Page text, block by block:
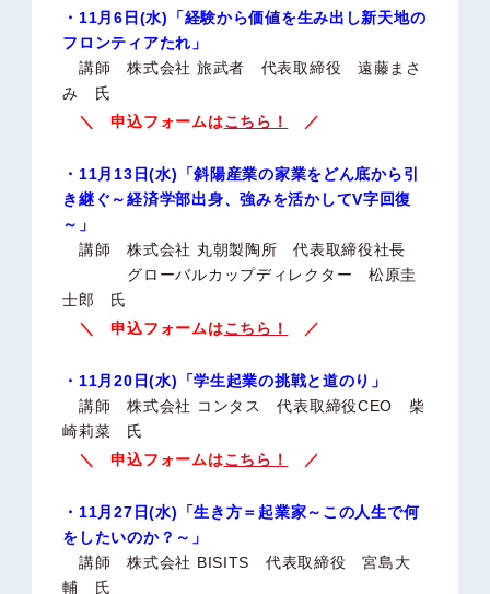
・11月6日(水)「経験から価値を生み出し新天地の
フロンティアたれ」
講師 株式会社 旅武者 代表取締役 遠藤まさ
み 氏
＼ 申込フォームはこちら！ ／
・11月13日(水)「斜陽産業の家業をどん底から引
き継ぐ～経済学部出身、強みを活かしてV字回復
～」
講師 株式会社 丸朝製陶所 代表取締役社長
グローバルカップディレクター 松原圭
士郎 氏
＼ 申込フォームはこちら！ ／
・11月20日(水)「学生起業の挑戦と道のり」
講師 株式会社 コンタス 代表取締役CEO 柴
崎莉菜 氏
＼ 申込フォームはこちら！ ／
・11月27日(水)「生き方＝起業家～この人生で何
をしたいのか？～」
講師 株式会社 BISITS 代表取締役 宮島大
輔 氏